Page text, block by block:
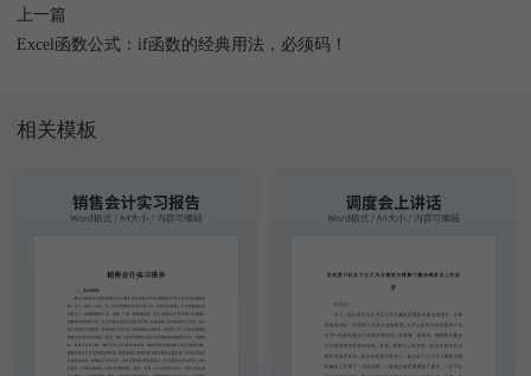
上一篇
Excel函数公式：if函数的经典用法，必须码！
相关模板